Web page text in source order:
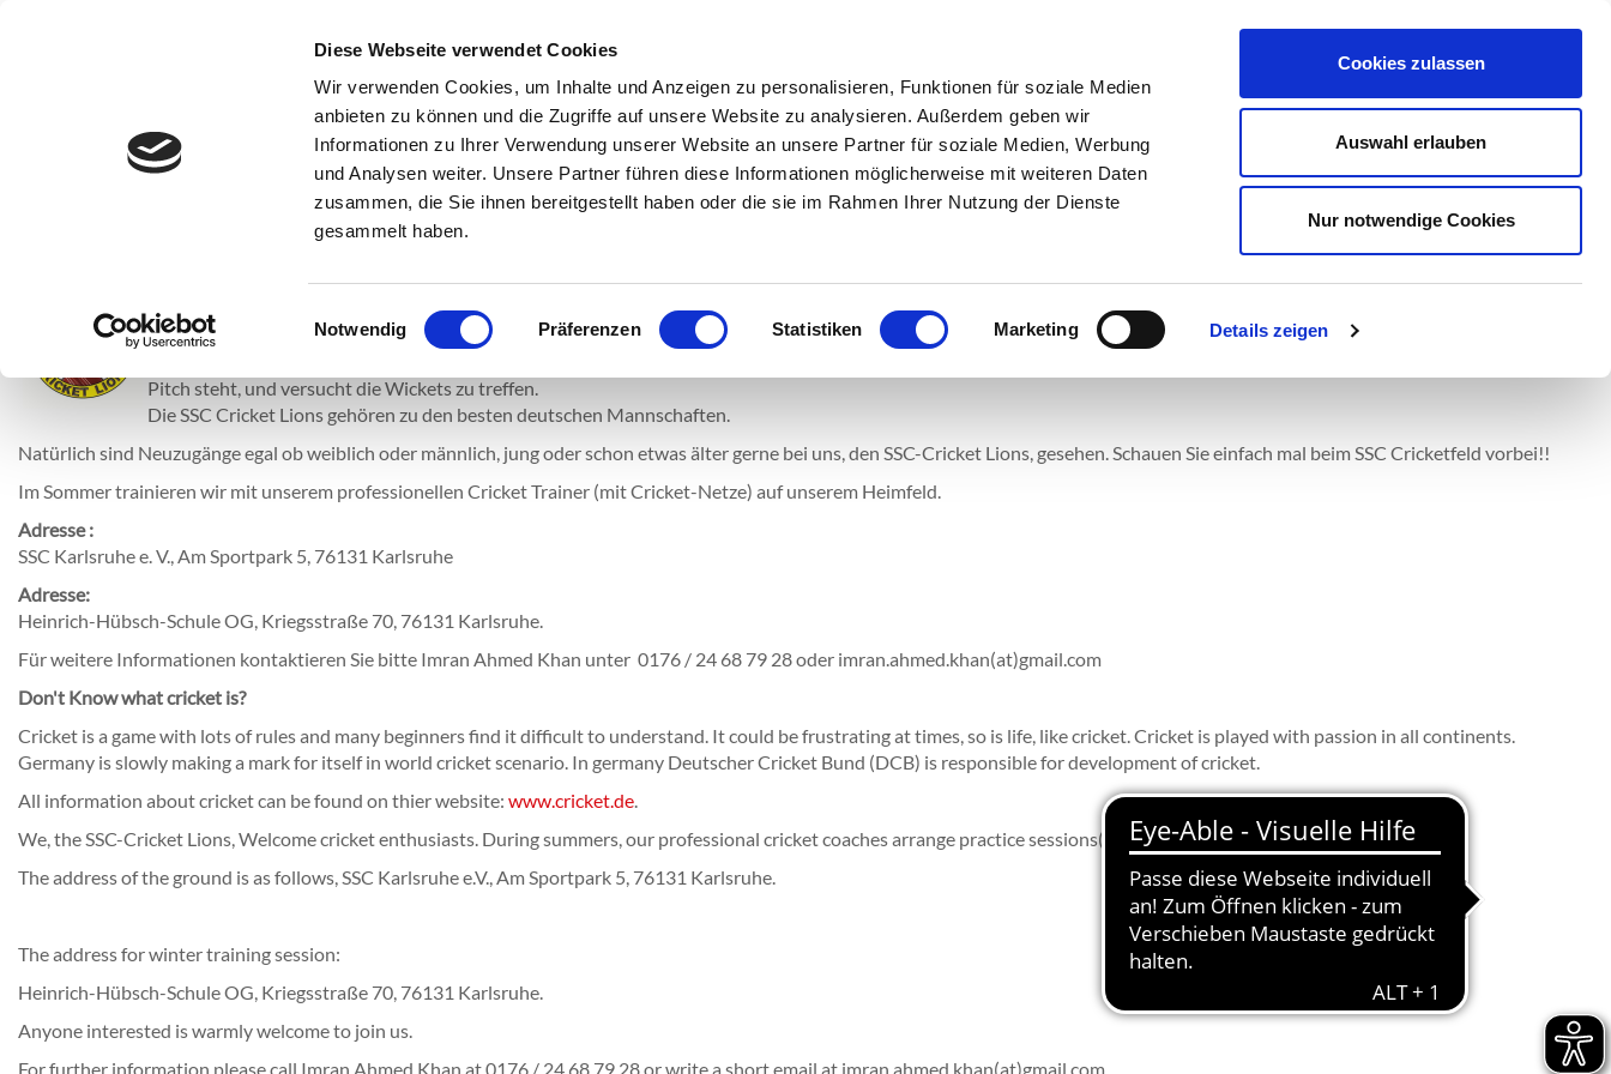
Diese Webseite verwendet Cookies
Wir verwenden Cookies, um Inhalte und Anzeigen zu personalisieren, Funktionen für soziale Medien
anbieten zu können und die Zugriffe auf unsere Website zu analysieren. Außerdem geben wir
Informationen zu Ihrer Verwendung unserer Website an unsere Partner für soziale Medien, Werbung
und Analysen weiter. Unsere Partner führen diese Informationen möglicherweise mit weiteren Daten
zusammen, die Sie ihnen bereitgestellt haben oder die sie im Rahmen Ihrer Nutzung der Dienste
gesammelt haben.
Einwilligungsauswahl
Notwendig Präferenzen Statistiken Marketing Details zeigen
Cookies zulassen
Auswahl erlauben
Nur notwendige Cookies
Verein Fitnessstudio Sportarten Online buchen Service
Trainingszeiten
Cricket ist dem Baseball ähnlich. Ein Duell zwischen Werfer (Bowler) und Schlagmann (Batsman), welches auf einem speziellen Streifen (Pitch) in der Mitte eines Rasenfeldes
Pitch steht, und versucht die Wickets zu treffen.
Die SSC Cricket Lions gehören zu den besten deutschen Mannschaften.
Natürlich sind Neuzugänge egal ob weiblich oder männlich, jung oder schon etwas älter gerne bei uns, den SSC-Cricket Lions, gesehen. Schauen Sie einfach mal beim SSC Cricketfeld vorbei!!
Im Sommer trainieren wir mit unserem professionellen Cricket Trainer (mit Cricket-Netze) auf unserem Heimfeld.
Adresse :
SSC Karlsruhe e. V., Am Sportpark 5, 76131 Karlsruhe
Adresse:
Heinrich-Hübsch-Schule OG, Kriegsstraße 70, 76131 Karlsruhe.
Für weitere Informationen kontaktieren Sie bitte Imran Ahmed Khan unter 0176 / 24 68 79 28 oder imran.ahmed.khan(at)gmail.com
Don't Know what cricket is?
Cricket is a game with lots of rules and many beginners find it difficult to understand. It could be frustrating at times, so is life, like cricket. Cricket is played with passion in all continents.
Germany is slowly making a mark for itself in world cricket scenario. In germany Deutscher Cricket Bund (DCB) is responsible for development of cricket.
All information about cricket can be found on thier website: www.cricket.de.
We, the SSC-Cricket Lions, Welcome cricket enthusiasts. During summers, our professional cricket coaches arrange practice sessions(with cricket nets) in our home ground.
The address of the ground is as follows, SSC Karlsruhe e.V., Am Sportpark 5, 76131 Karlsruhe.
The address for winter training session:
Heinrich-Hübsch-Schule OG, Kriegsstraße 70, 76131 Karlsruhe.
Anyone interested is warmly welcome to join us.
For further information please call Imran Ahmed Khan at 0176 / 24 68 79 28 or write a short email at imran.ahmed.khan(at)gmail.com